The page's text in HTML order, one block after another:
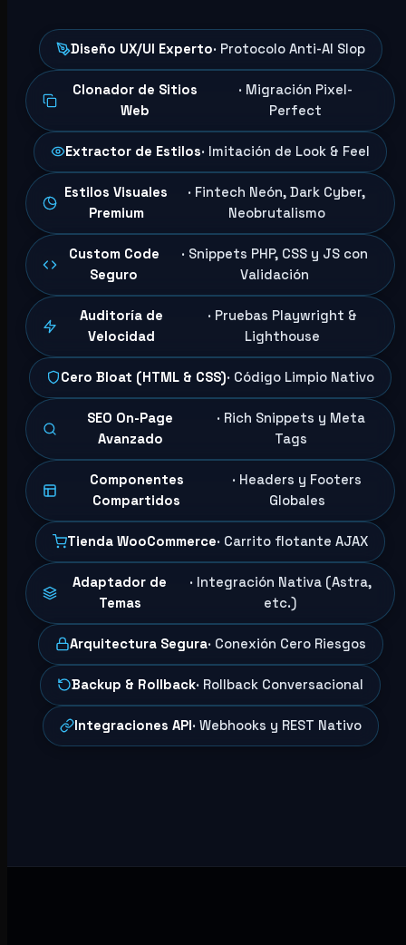
Diseño UX/UI Experto· Protocolo Anti-AI Slop
Clonador de Sitios
Web
· Migración Pixel-
Perfect
Extractor de Estilos· Imitación de Look & Feel
Estilos Visuales
Premium
· Fintech Neón, Dark Cyber,
Neobrutalismo
Custom Code
Seguro
· Snippets PHP, CSS y JS con
Validación
Auditoría de
Velocidad
· Pruebas Playwright &
Lighthouse
Cero Bloat (HTML & CSS)· Código Limpio Nativo
SEO On-Page
Avanzado
· Rich Snippets y Meta
Tags
Componentes
Compartidos
· Headers y Footers
Globales
Tienda WooCommerce· Carrito flotante AJAX
Adaptador de
Temas
· Integración Nativa (Astra,
etc.)
Arquitectura Segura· Conexión Cero Riesgos
Backup & Rollback· Rollback Conversacional
Integraciones API· Webhooks y REST Nativo